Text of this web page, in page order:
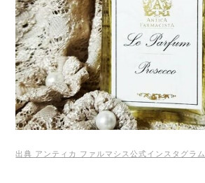
出典 アンティカ ファルマシス公式インスタグラム